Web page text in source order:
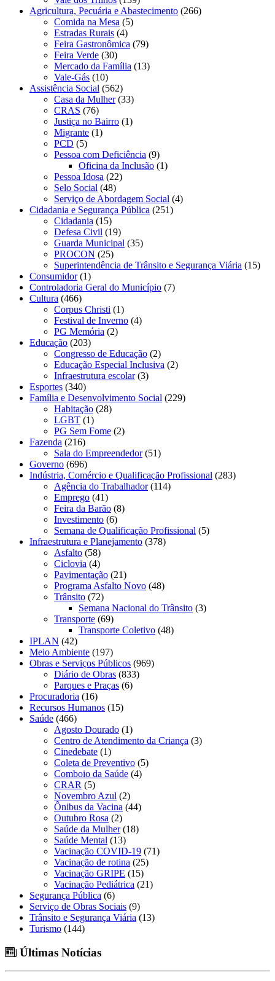
Agricultura, Pecuária e Abastecimento (266)
Comida na Mesa (5)
Estradas Rurais (4)
Feira Gastronômica (79)
Feira Verde (30)
Mercado da Família (13)
Vale-Gás (10)
Assistência Social (562)
Casa da Mulher(33)
CRAS (76)
Justiça no Bairro (1)
Migrante (1)
PCD (5)
Pessoa com Deficiência (9)
Oficina da Inclusão (1)
Pessoa Idosa (22)
Selo Social (48)
Serviço de Abordagem Social (4)
Cidadania e Segurança Pública (251)
Cidadania (15)
Defesa Civil (19)
Guarda Municipal (35)
PROCON (25)
Superintendência de Trânsito e Segurança Viária (15)
Consumidor(1)
Controladoria Geral do Município (7)
Cultura (466)
Corpus Christi (1)
Festival de Inverno (4)
PG Memória (2)
Educação (203)
Congresso de Educação (2)
Educação Especial Inclusiva (2)
Infraestrutura escolar(3)
Esportes (340)
Família e Desenvolvimento Social (229)
Habitação (28)
LGBT (1)
PG Sem Fome (2)
Fazenda (216)
Sala do Empreendedor(51)
Governo (696)
Indústria, Comércio e Qualificação Profissional (283)
Agência do Trabalhador(114)
Emprego (41)
Feira da Barão (8)
Investimento (6)
Semana de Qualificação Profissional (5)
Infraestrutura e Planejamento (378)
Asfalto (58)
Ciclovia (4)
Pavimentação (21)
Programa Asfalto Novo (48)
Trânsito (72)
Semana Nacional do Trânsito (3)
Transporte (69)
Transporte Coletivo (48)
IPLAN (42)
Meio Ambiente (197)
Obras e Serviços Públicos (969)
Diário de Obras (833)
Parques e Praças (6)
Procuradoria (16)
Recursos Humanos (15)
Saúde (466)
Agosto Dourado (1)
Centro de Atendimento da Criança (3)
Cinedebate (1)
Coleta de Preventivo (5)
Comboio da Saúde (4)
CRAR (5)
Novembro Azul (2)
Ônibus da Vacina (44)
Outubro Rosa (2)
Saúde da Mulher(18)
Saúde Mental (13)
Vacinação COVID-19 (71)
Vacinação de rotina (25)
Vacinação GRIPE (15)
Vacinação Pediátrica (21)
Segurança Pública (6)
Serviço de Obras Sociais (9)
Trânsito e Segurança Viária (13)
Turismo (144)
Últimas Notícias